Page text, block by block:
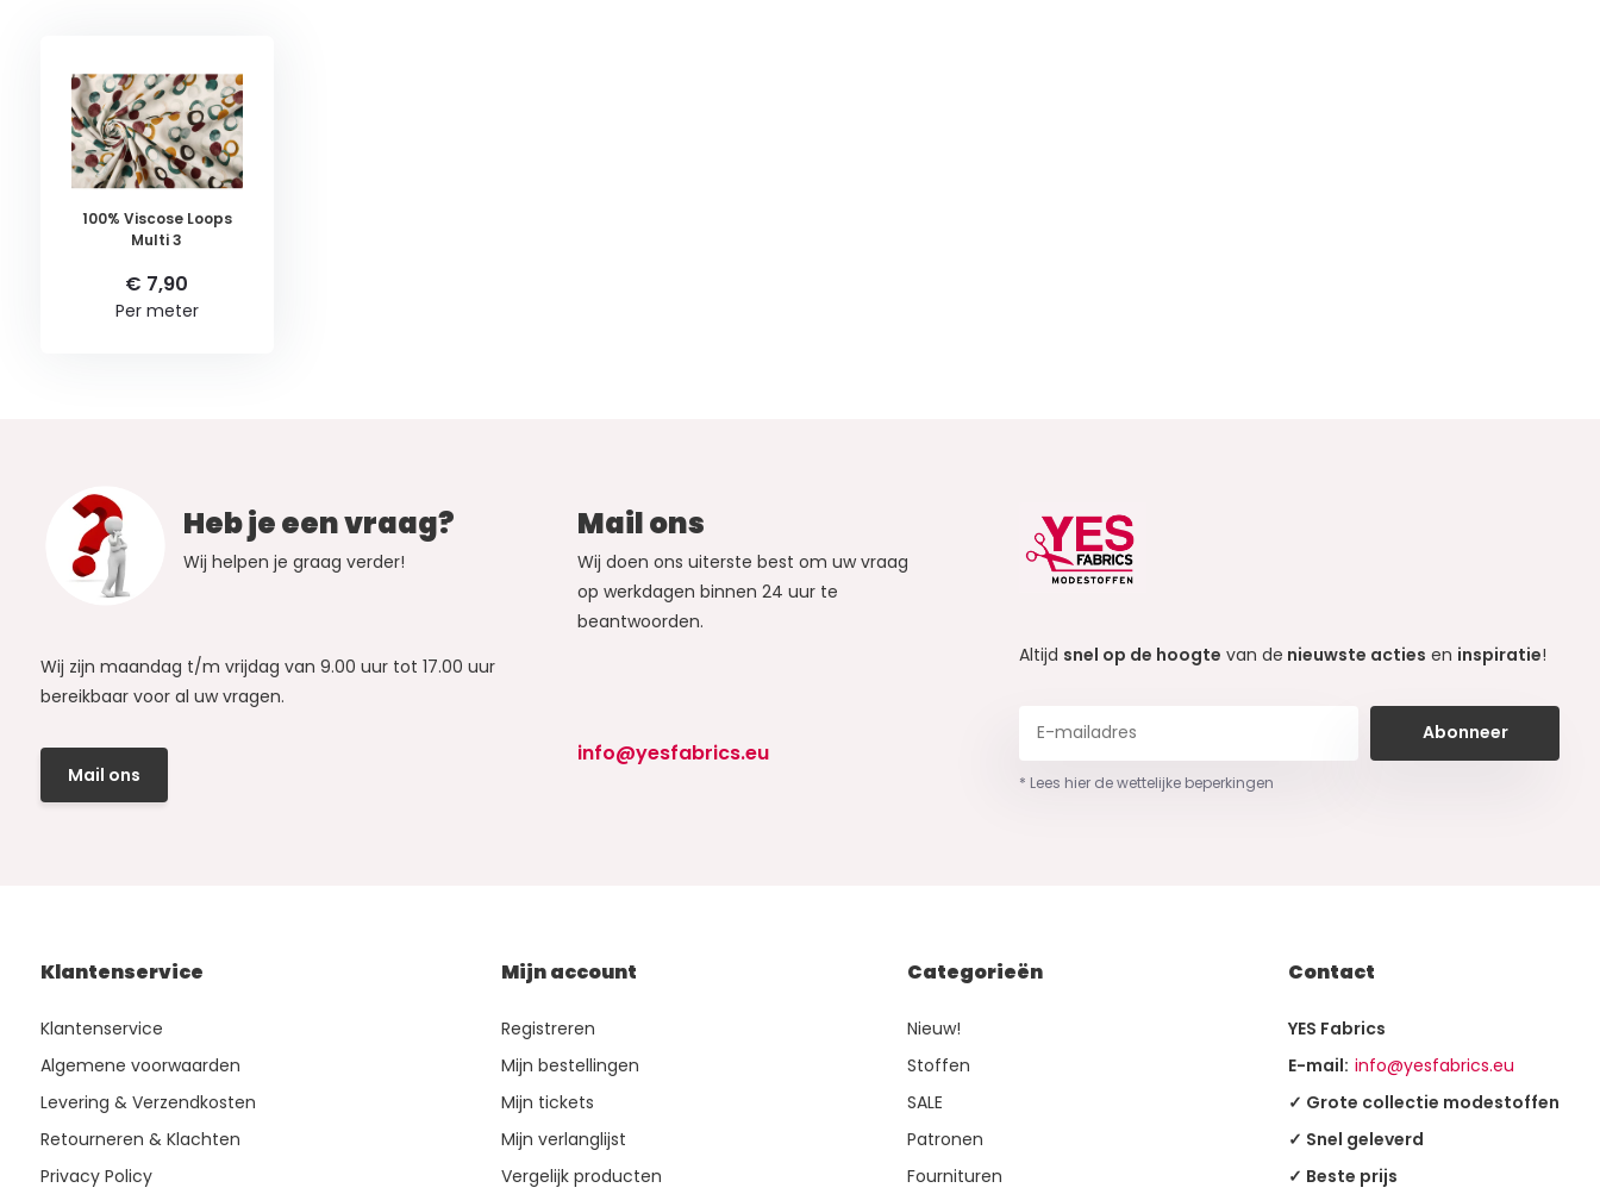
100% Viscose Loops
Multi 3
€ 7,90
Per meter
Heb je een vraag?
Wij helpen je graag verder!
Wij zijn maandag t/m vrijdag van 9.00 uur tot 17.00 uur
bereikbaar voor al uw vragen.
Mail ons
Mail ons
Wij doen ons uiterste best om uw vraag
op werkdagen binnen 24 uur te
beantwoorden.
info@yesfabrics.eu
Altijd snel op de hoogte van de nieuwste acties en inspiratie!
Abonneer
* Lees hier de wettelijke beperkingen
Klantenservice
Klantenservice
Algemene voorwaarden
Levering & Verzendkosten
Retourneren & Klachten
Privacy Policy
Mijn account
Registreren
Mijn bestellingen
Mijn tickets
Mijn verlanglijst
Vergelijk producten
Categorieën
Nieuw!
Stoffen
SALE
Patronen
Fournituren
Contact
YES Fabrics
E-mail: info@yesfabrics.eu
✓ Grote collectie modestoffen
✓ Snel geleverd
✓ Beste prijs